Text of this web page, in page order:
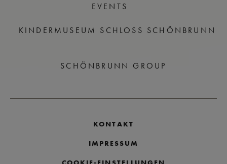
EVENTS
KINDERMUSEUM SCHLOSS SCHÖNBRUNN
SCHÖNBRUNN GROUP
KONTAKT
IMPRESSUM